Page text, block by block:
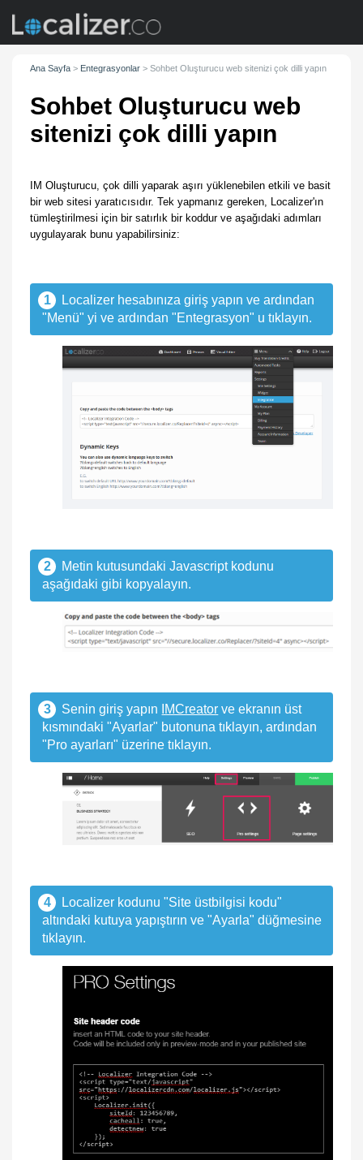
Ana Sayfa > Entegrasyonlar > Sohbet Oluşturucu web sitenizi çok dilli yapın
Sohbet Oluşturucu web
sitenizi çok dilli yapın
IM Oluşturucu, çok dilli yaparak aşırı yüklenebilen etkili ve basit
bir web sitesi yaratıcısıdır. Tek yapmanız gereken, Localizer'ın
tümleştirilmesi için bir satırlık bir koddur ve aşağıdaki adımları
uygulayarak bunu yapabilirsiniz:
1
Localizer hesabınıza giriş yapın ve ardından
"Menü" yi ve ardından "Entegrasyon" u tıklayın.
2
Metin kutusundaki Javascript kodunu
aşağıdaki gibi kopyalayın.
3 Senin giriş yapın IMCreator ve ekranın üst
kısmındaki "Ayarlar" butonuna tıklayın, ardından
"Pro ayarları" üzerine tıklayın.
4
Localizer kodunu "Site üstbilgisi kodu"
altındaki kutuya yapıştırın ve "Ayarla" düğmesine
tıklayın.